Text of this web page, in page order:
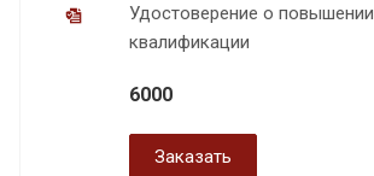
Удостоверение о повышении
квалификации
6000
Заказать